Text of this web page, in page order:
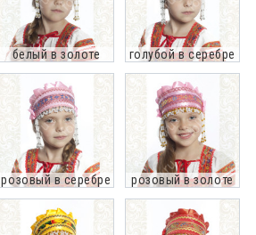
белый в золоте голубой в серебре
розовый в серебре розовый в золоте